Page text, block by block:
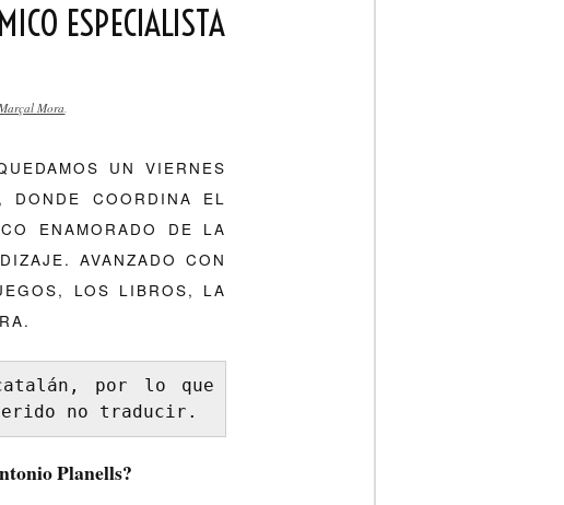
ESPECIALISTA
Mora
UN VIERNES
, DONDE COORDINA EL
ENAMORADO DE LA
AVANZADO CON
LOS LIBROS, LA
por lo que
no traducir.
Planells?